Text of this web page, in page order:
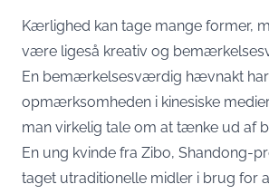
Kærlighed kan tage mange former,
være ligeså kreativ og
En bemærkelsesværdig hævnakt
opmærksomheden i kinesiske
man virkelig tale om at tænke ud af
En ung kvinde fra Zibo, Shandong-
taget utraditionelle midler i brug for